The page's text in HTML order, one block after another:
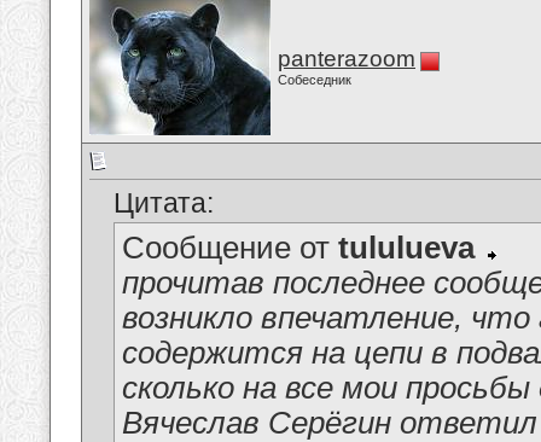
panterazoom
Собеседник
Цитата:
Сообщение от tululueva
прочитав последнее
возникло впечатление,
содержится на цепи в
сколько на все мои
Вячеслав Серёгин